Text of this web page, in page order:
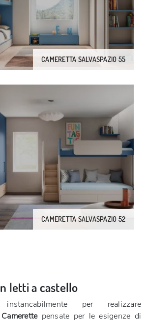
CAMERETTA SALVASPAZIO 55
CAMERETTA SALVASPAZIO 52
letti a castello
per realizzare
Camerettepensate per le esigenze di